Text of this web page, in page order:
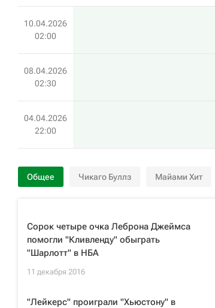
10.04.2026
02:00
08.04.2026
02:30
04.04.2026
22:00
Общее Чикаго Буллз Майами Хит
Сорок четыре очка Леброна Джеймса
помогли "Кливленду" обыграть
"Шарлотт" в НБА
11 декабря 2016
"Лейкерс" проиграли "Хьюстону" в